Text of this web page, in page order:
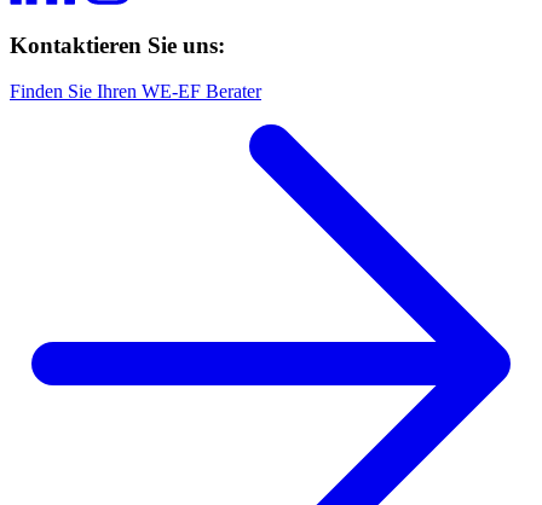
Kontaktieren Sie uns:
Finden Sie Ihren WE-EF Berater